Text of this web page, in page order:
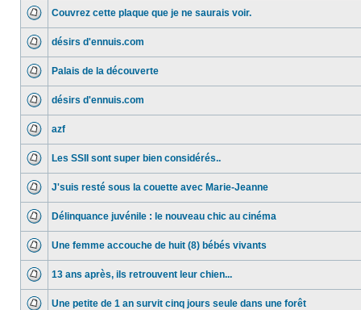
Couvrez cette plaque que je ne saurais voir.
désirs d'ennuis.com
Palais de la découverte
désirs d'ennuis.com
azf
Les SSII sont super bien considérés..
J'suis resté sous la couette avec Marie-Jeanne
Délinquance juvénile : le nouveau chic au cinéma
Une femme accouche de huit (8) bébés vivants
13 ans après, ils retrouvent leur chien...
Une petite de 1 an survit cinq jours seule dans une forêt